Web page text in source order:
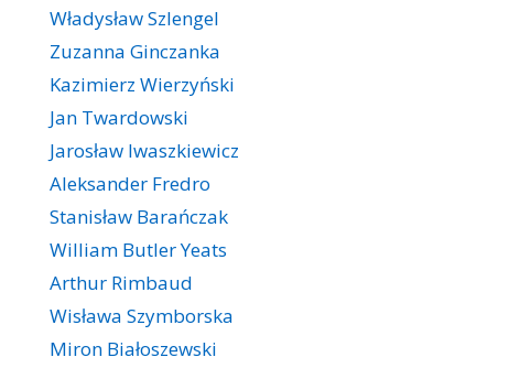
Władysław Szlengel
Zuzanna Ginczanka
Kazimierz Wierzyński
Jan Twardowski
Jarosław Iwaszkiewicz
Aleksander Fredro
Stanisław Barańczak
William Butler Yeats
Arthur Rimbaud
Wisława Szymborska
Miron Białoszewski